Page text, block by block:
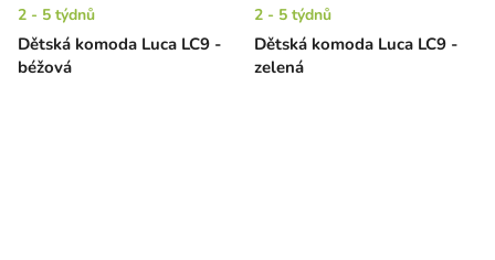
Dětská komoda Luca LC9 -
béžová
2 - 5 týdnů
Dětská komoda Luca LC9 -
zelená
2 - 5 týdnů